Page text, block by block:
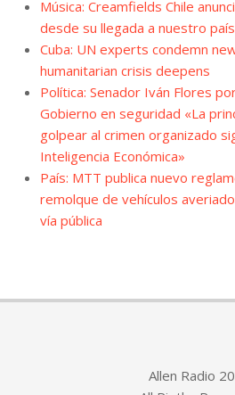
Música: Creamfields Chile
desde su llegada a nuestro país
Cuba: UN experts condemn
humanitarian crisis deepens
Política: Senador Iván Flores
Gobierno en seguridad «La
golpear al crimen organizado
Inteligencia Económica»
País: MTT publica nuevo
remolque de vehículos
vía pública
Allen Radio